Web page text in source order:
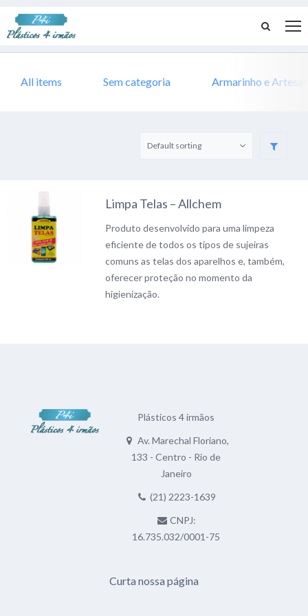
All items Sem categoria Armarinho e
Limpa Telas – Allchem
Produto desenvolvido para uma limpeza
eficiente de todos os tipos de sujeiras
comuns as telas dos aparelhos e, também,
oferecer proteção no momento da
higienização.
Plásticos 4 irmãos
Av. Marechal Floriano,
133 - Centro - Rio de
Janeiro
(21) 2223-1639
CNPJ:
16.735.032/0001-75
Curta nossa página